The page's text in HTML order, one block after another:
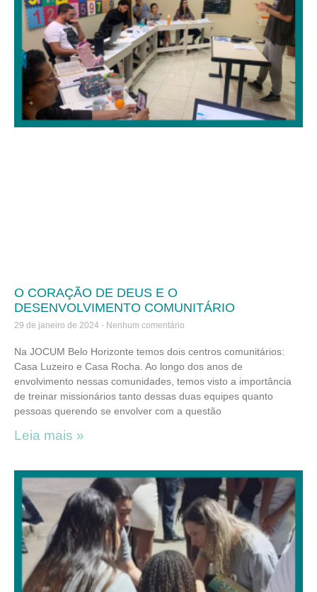
O CORAÇÃO DE DEUS E O
DESENVOLVIMENTO COMUNITÁRIO
29 de janeiro de 2024 Nenhum comentário
Na JOCUM Belo Horizonte temos dois centros comunitários:
Casa Luzeiro e Casa Rocha. Ao longo dos anos de
envolvimento nessas comunidades, temos visto a importância
de treinar missionários tanto dessas duas equipes quanto
pessoas querendo se envolver com a questão
Leia mais »